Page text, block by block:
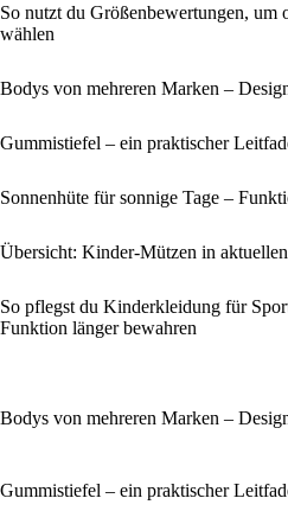
So nutzt du Größenbewertungen, um
wählen
Bodys von mehreren Marken –
Gummistiefel – ein praktischer
Sonnenhüte für sonnige Tage –
Übersicht: Kinder-Mützen in
So pflegst du Kinderkleidung für
Funktion länger bewahren
Bodys von mehreren Marken –
Gummistiefel – ein praktischer